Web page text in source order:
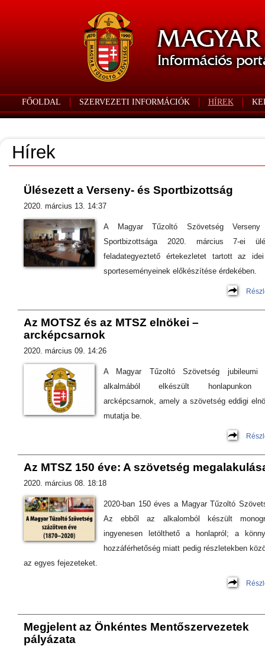
FŐOLDAL SZERVEZETI INFORMÁCIÓK HÍREK
Hírek
Ülésezett a Verseny- és Sportbizottság
2020. március 13. 14:37
A Magyar Tűzoltó Szövetség
Sportbizottsága 2020. március 7-ei
feladategyeztető értekezletet tartott az
sporteseményeinek előkészítése érdekében.
Az MOTSZ és az MTSZ elnökei –
arcképcsarnok
2020. március 09. 14:26
A Magyar Tűzoltó Szövetség jubileumi
alkalmából elkészült
arcképcsarnok, amely a szövetség eddigi
mutatja be.
Az MTSZ 150 éve: A szövetség
2020. március 08. 18:18
2020-ban 150 éves a Magyar Tűzoltó
Az ebből az alkalomból készült
ingyenesen letölthető a honlapról; a
hozzáférhetőség miatt pedig részletekben
az egyes fejezeteket.
Megjelent az Önkéntes Mentőszervezetek
pályázata